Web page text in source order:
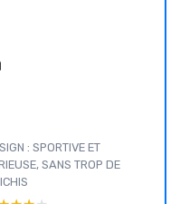
: SPORTIVE ET
SANS TROP DE